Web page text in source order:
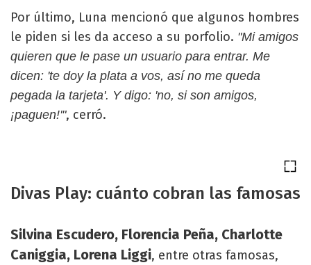
Por último, Luna mencionó que algunos hombres
le piden si les da acceso a su porfolio. "Mi amigos
quieren que le pase un usuario para entrar. Me
dicen: 'te doy la plata a vos, así no me queda
pegada la tarjeta'. Y digo: 'no, si son amigos,
¡paguen!'", cerró.
Divas Play: cuánto cobran las famosas
Silvina Escudero, Florencia Peña, Charlotte
Caniggia, Lorena Liggi, entre otras famosas,